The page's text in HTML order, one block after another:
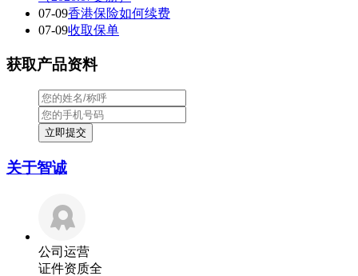
07-09香港保险如何续费
07-09收取保单
获取产品资料
关于智诚
公司运营
证件资质全